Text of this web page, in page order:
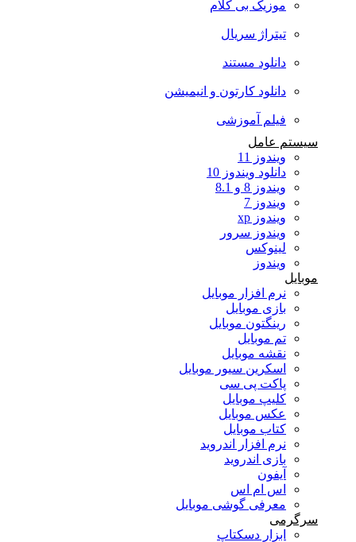
موزیک بی کلام
تیتراژ سریال
دانلود مستند
دانلود کارتون و انیمیشن
فیلم آموزشی
سیستم عامل
ویندوز 11
دانلود ویندوز 10
ویندوز 8 و 8.1
ویندوز 7
ویندوز xp
ویندوز سرور
لینوکس
ویندوز
موبایل
نرم افزار موبایل
بازی موبایل
رینگتون موبایل
تم موبایل
نقشه موبایل
اسکرین سیور موبایل
پاکت پی سی
کلیپ موبایل
عکس موبایل
کتاب موبایل
نرم افزار اندروید
بازی اندروید
آیفون
اس ام اس
معرفی گوشی موبایل
سرگرمی
ابزار دسکتاپ